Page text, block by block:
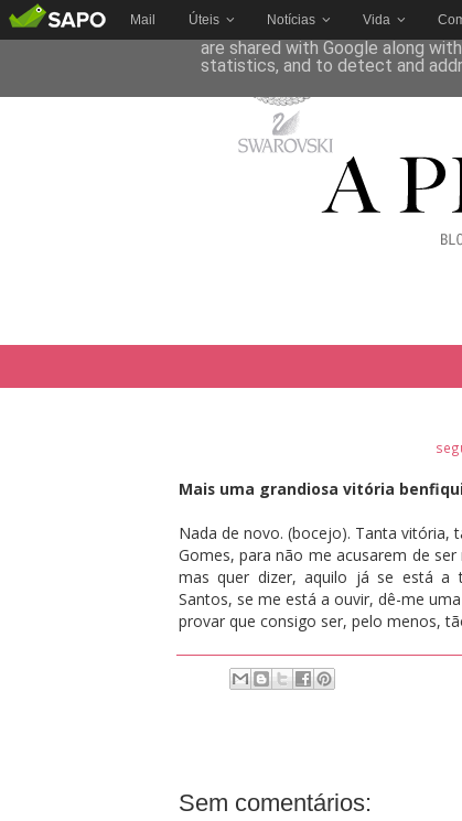
Mail Úteis Notícias Vida
Mais uma grandiosa vitória
Nada de novo. (bocejo). Tanta vitória,
Gomes, para não me acusarem de
mas quer dizer, aquilo já se está a
Santos, se me está a ouvir, dê-me
provar que consigo ser, pelo menos,
Sem comentários:
This site uses cookies from
are shared with Google along
statistics, and to detect and